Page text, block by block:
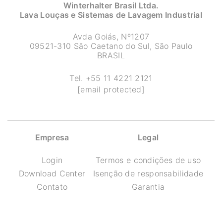
Winterhalter Brasil Ltda.
Lava Louças e Sistemas de Lavagem Industrial
Avda Goiás, Nº1207
09521-310 São Caetano do Sul, São Paulo
BRASIL
Tel. +55 11 4221 2121
[email protected]
Empresa
Login
Download Center
Contato
Legal
Termos e condições de uso
Isenção de responsabilidade
Garantia